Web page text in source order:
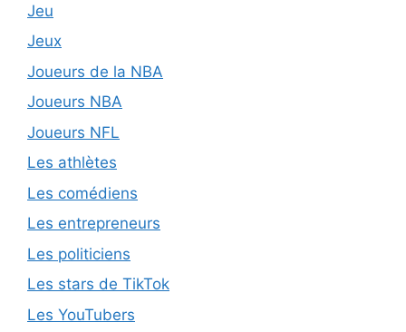
Jeu
Jeux
Joueurs de la NBA
Joueurs NBA
Joueurs NFL
Les athlètes
Les comédiens
Les entrepreneurs
Les politiciens
Les stars de TikTok
Les YouTubers